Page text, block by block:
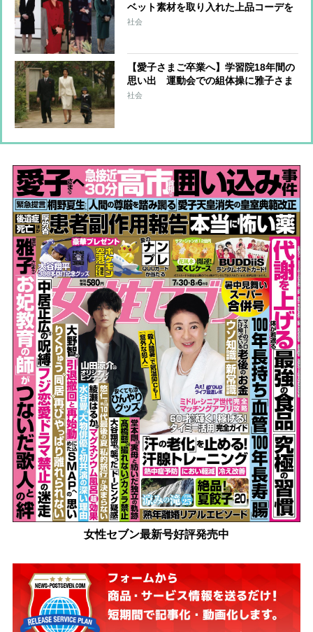
ベット素材を取り入れた上品コーデを
プレイバック
社会
【愛子さまご卒業へ】学習院18年間の
思い出 運動会での組体操に雅子さま
が涙《初等科》、広島で抱かれた平和
社会
女性セブン最新号好評発売中